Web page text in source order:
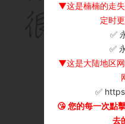
▼这是楠楠的走
定时
✅
✅
▼这是大陆地区
✅
😘 您的每一次點
去